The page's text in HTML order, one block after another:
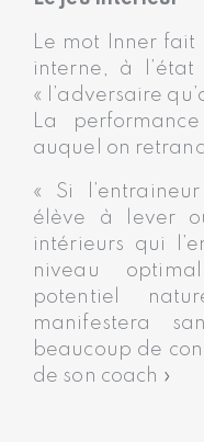
Le mot Inner
interne, à
« l’adversaire
La
auquel on
« Si
élève à lever
intérieurs qui
niveau
potentiel
manifestera
beaucoup de
de son coach »